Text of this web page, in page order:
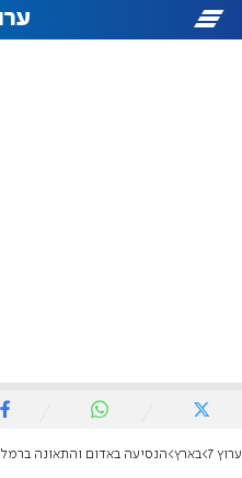
ערוץ 7 בארץ הנסיעה באדום והתאונה ברמלה: